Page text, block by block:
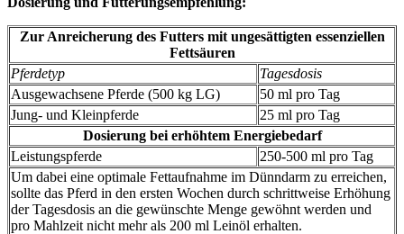
Zur Anreicherung des Futters mit ungesättigten essenziellen
Fettsäuren
Pferdetyp
Tagesdosis
Ausgewachsene Pferde (500 kg LG)
50 ml pro Tag
Jung- und Kleinpferde
25 ml pro Tag
Dosierung bei erhöhtem Energiebedarf
Leistungspferde
250-500 ml pro Tag
Um dabei eine optimale Fettaufnahme im Dünndarm zu erreichen,
sollte das Pferd in den ersten Wochen durch schrittweise Erhöhung
der Tagesdosis an die gewünschte Menge gewöhnt werden und
pro Mahlzeit nicht mehr als 200 ml Leinöl erhalten.